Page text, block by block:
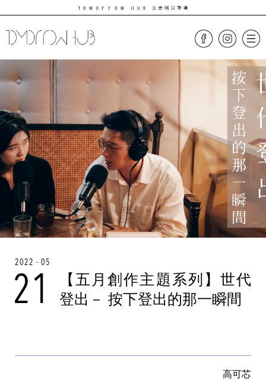
2022 - 05
21
【五月創作主題系列】世代
登出－ 按下登出的那一瞬間
高可芯